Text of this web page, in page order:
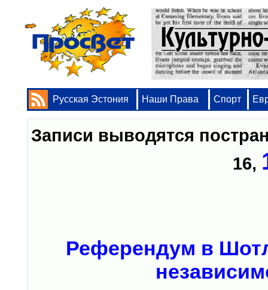
Русская Эстония Наши Права Спорт
Записи выводятся
16,
Референдум в